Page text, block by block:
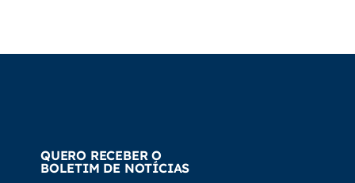
QUERO RECEBER O
BOLETIM DE NOTÍCIAS